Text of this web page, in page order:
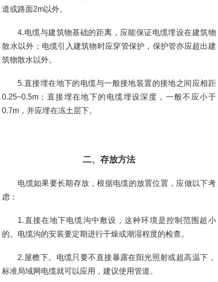
道或路面2m以外。
4.电缆与建筑物基础的距离，应能保证电缆埋设在建筑物
散水以外；电缆引入建筑物时应穿管保护，保护管亦应超出建
筑物散水以外。
5.直接埋在地下的电缆与一般接地装置的接地之间应相距
0.25~0.5m；直接埋在地下的电缆埋设深度，一般不应小于
0.7m，并应埋在冻土层下。
二、存放方法
电缆如果要长期存放，根据电缆的放置位置，应做以下考
虑：
1.直接在地下电缆沟中敷设，这种环境是控制范围超小
的。电缆沟的安装要定期进行干燥或潮湿程度的检查。
2.屋檐下。电缆只要不直接暴露在阳光照射或超高温下，
标准局域网电缆就可以应用，建议使用管道。